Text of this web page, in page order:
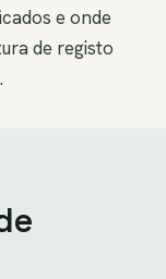
e onde
de registo